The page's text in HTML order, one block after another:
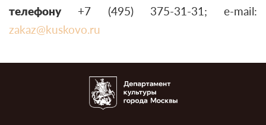
телефону+7 (495) 375-31-31; e-mail:
zakaz@kuskovo.ru